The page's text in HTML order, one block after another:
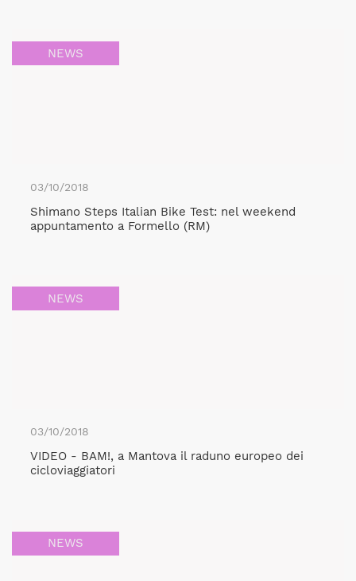
NEWS
03/10/2018
Shimano Steps Italian Bike Test: nel weekend
appuntamento a Formello (RM)
NEWS
03/10/2018
VIDEO - BAM!, a Mantova il raduno europeo dei
cicloviaggiatori
NEWS